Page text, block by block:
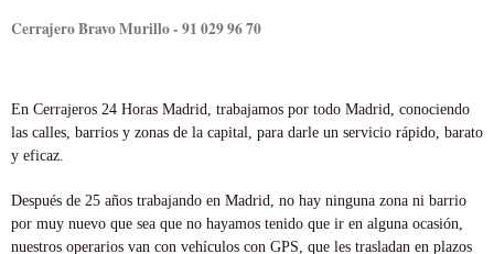
Cerrajero Bravo Murillo - 91 029 96 70
En Cerrajeros 24 Horas Madrid, trabajamos por todo Madrid, conociendo
las calles, barrios y zonas de la capital, para darle un servicio rápido, barato
y eficaz.
Después de 25 años trabajando en Madrid, no hay ninguna zona ni barrio
por muy nuevo que sea que no hayamos tenido que ir en alguna ocasión,
nuestros operarios van con vehículos con GPS, que les trasladan en plazos